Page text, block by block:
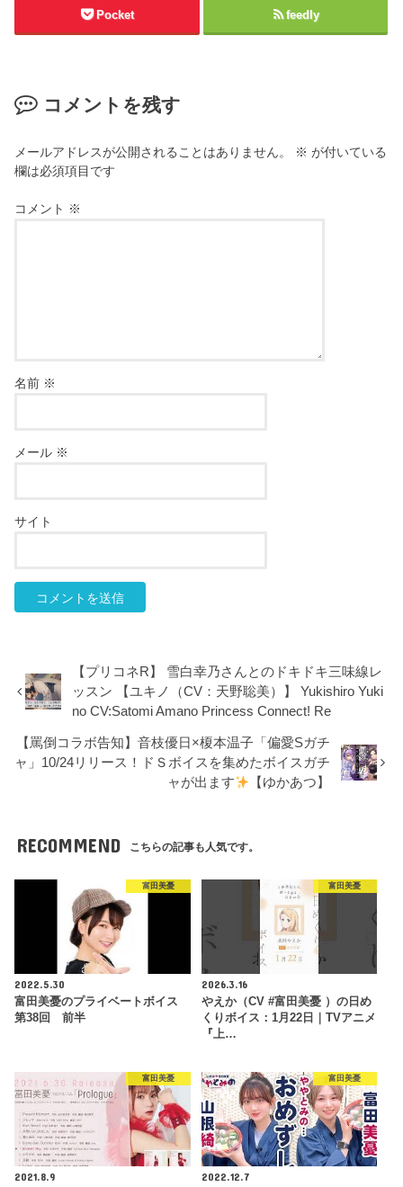
Pocket feedly
コメントを残す
メールアドレスが公開されることはありません。 ※ が付いている
欄は必須項目です
コメント ※
名前 ※
メール ※
サイト
【プリコネR】 雪白幸乃さんとのドキドキ三味線レ
ッスン 【ユキノ（CV：天野聡美）】 Yukishiro Yuki
no CV:Satomi Amano Princess Connect! Re
【罵倒コラボ告知】音枝優日×榎本温子「偏愛Sガチ
ャ」10/24リリース！ドＳボイスを集めたボイスガチ
ャが出ます
【ゆかあつ】
RECOMMEND こちらの記事も人気です。
富田美憂
2022.5.30
富田美憂のプライベートボイス
第38回 前半
富田美憂
2026.3.16
やえか（CV #富田美憂 ）の日め
くりボイス：1月22日｜TVアニメ
『上…
富田美憂
2021.8.9
富田美憂
2022.12.7